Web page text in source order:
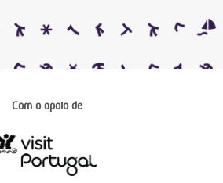
Com o apoio de